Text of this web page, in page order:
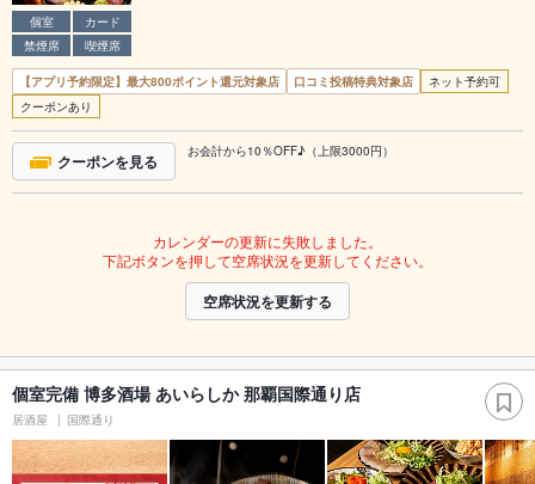
個室
カード
禁煙席
喫煙席
【アプリ予約限定】最大800ポイント還元対象店 口コミ投稿特典対象店
ネット予約可
クーポンあり
クーポンを見る お会計から10％OFF♪（上限3000円）
カレンダーの更新に失敗しました。
下記ボタンを押して空席状況を更新してください。
空席状況を更新する
個室完備 博多酒場 あいらしか 那覇国際通り店
居酒屋 国際通り